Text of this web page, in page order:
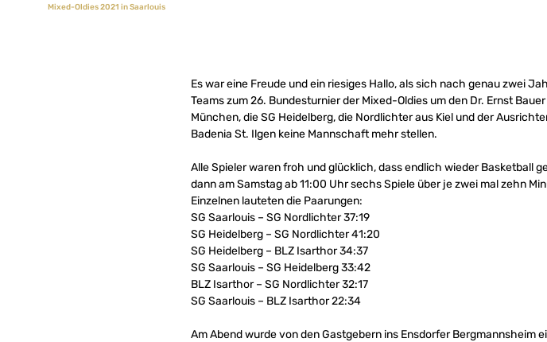
Mixed-Oldies 2021 in Saarlouis
Es war eine Freude und ein riesiges Hallo, als sich nach genau zwei
Teams zum 26. Bundesturnier der Mixed-Oldies um den Dr. Ernst
München, die SG Heidelberg, die Nordlichter aus Kiel und der
Badenia St. Ilgen keine Mannschaft mehr stellen.
Alle Spieler waren froh und glücklich, dass endlich wieder Basketball
dann am Samstag ab 11:00 Uhr sechs Spiele über je zwei mal zehn
Einzelnen lauteten die Paarungen:
SG Saarlouis – SG Nordlichter 37:19
SG Heidelberg – SG Nordlichter 41:20
SG Heidelberg – BLZ Isarthor 34:37
SG Saarlouis – SG Heidelberg 33:42
BLZ Isarthor – SG Nordlichter 32:17
SG Saarlouis – BLZ Isarthor 22:34
Am Abend wurde von den Gastgebern ins Ensdorfer